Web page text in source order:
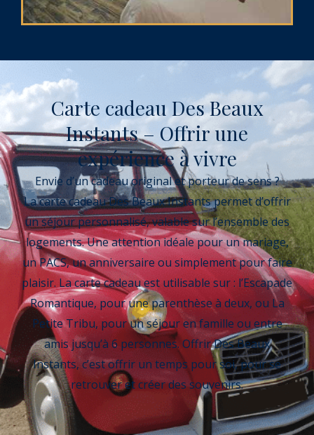
Carte cadeau Des Beaux
Instants – Offrir une
expérience à vivre
Envie d’un cadeau original et porteur de sens ?
La carte cadeau Des Beaux Instants permet d’offrir
un séjour personnalisé, valable sur l’ensemble des
logements. Une attention idéale pour un mariage,
un PACS, un anniversaire ou simplement pour faire
plaisir. La carte cadeau est utilisable sur : l’Escapade
Romantique, pour une parenthèse à deux, ou La
Petite Tribu, pour un séjour en famille ou entre
amis jusqu’à 6 personnes. Offrir Des Beaux
Instants, c’est offrir un temps pour soi, pour se
retrouver et créer des souvenirs.